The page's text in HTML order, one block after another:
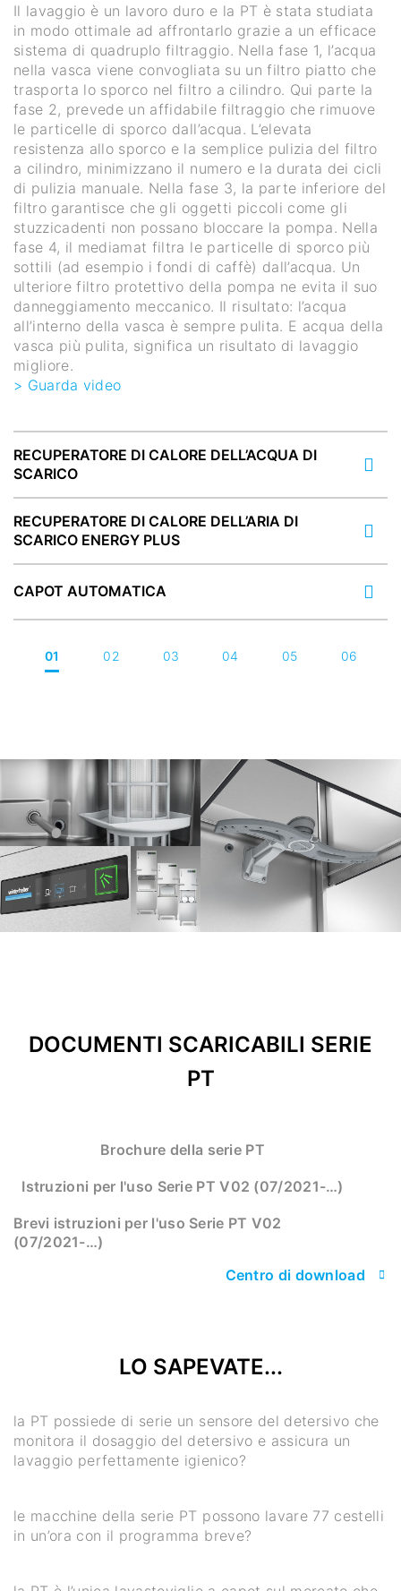
Il lavaggio è un lavoro duro e la PT è stata studiata
in modo ottimale ad affrontarlo grazie a un efficace
sistema di quadruplo filtraggio. Nella fase 1, l’acqua
nella vasca viene convogliata su un filtro piatto che
trasporta lo sporco nel filtro a cilindro. Qui parte la
fase 2, prevede un affidabile filtraggio che rimuove
le particelle di sporco dall’acqua. L’elevata
resistenza allo sporco e la semplice pulizia del filtro
a cilindro, minimizzano il numero e la durata dei cicli
di pulizia manuale. Nella fase 3, la parte inferiore del
filtro garantisce che gli oggetti piccoli come gli
stuzzicadenti non possano bloccare la pompa. Nella
fase 4, il mediamat filtra le particelle di sporco più
sottili (ad esempio i fondi di caffè) dall’acqua. Un
ulteriore filtro protettivo della pompa ne evita il suo
danneggiamento meccanico. Il risultato: l’acqua
all’interno della vasca è sempre pulita. E acqua della
vasca più pulita, significa un risultato di lavaggio
migliore.
> Guarda video
RECUPERATORE DI CALORE DELL’ACQUA DI
SCARICO
RECUPERATORE DI CALORE DELL’ARIA DI
SCARICO ENERGY PLUS
CAPOT AUTOMATICA
01 02 03 04 05 06
DOCUMENTI SCARICABILI SERIE
PT
Brochure della serie PT
Istruzioni per l'uso Serie PT V02 (07/2021-…)
Brevi istruzioni per l'uso Serie PT V02
(07/2021-…)
Centro di download
LO SAPEVATE...
la PT possiede di serie un sensore del detersivo che
monitora il dosaggio del detersivo e assicura un
lavaggio perfettamente igienico?
le macchine della serie PT possono lavare 77 cestelli
in un’ora con il programma breve?